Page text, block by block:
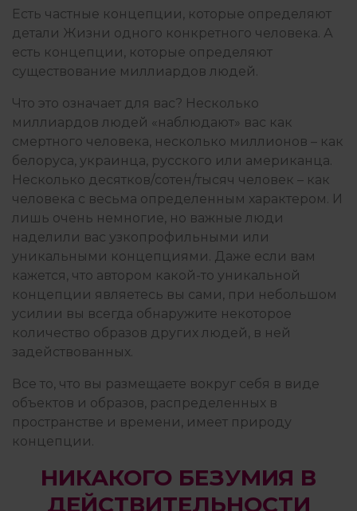
Есть частные концепции, которые определяют
детали Жизни одного конкретного человека. А
есть концепции, которые определяют
существование миллиардов людей.
Что это означает для вас? Несколько
миллиардов людей «наблюдают» вас как
смертного человека, несколько миллионов – как
белоруса, украинца, русского или американца.
Несколько десятков/сотен/тысяч человек – как
человека с весьма определенным характером. И
лишь очень немногие, но важные люди
наделили вас узкопрофильными или
уникальными концепциями. Даже если вам
кажется, что автором какой-то уникальной
концепции являетесь вы сами, при небольшом
усилии вы всегда обнаружите некоторое
количество образов других людей, в ней
задействованных.
Все то, что вы размещаете вокруг себя в виде
объектов и образов, распределенных в
пространстве и времени, имеет природу
концепции.
НИКАКОГО БЕЗУМИЯ В
ДЕЙСТВИТЕЛЬНОСТИ